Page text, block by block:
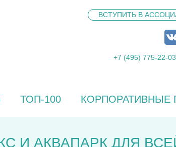
ВСТУПИТЬ В
+7 (495) 775-22-03
ТОП-100 КОРПОРАТИВНЫЕ
И АКВАПАРК ДЛЯ